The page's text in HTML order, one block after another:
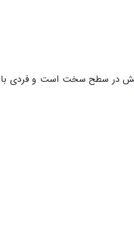
در سطح سخت است و فردی با